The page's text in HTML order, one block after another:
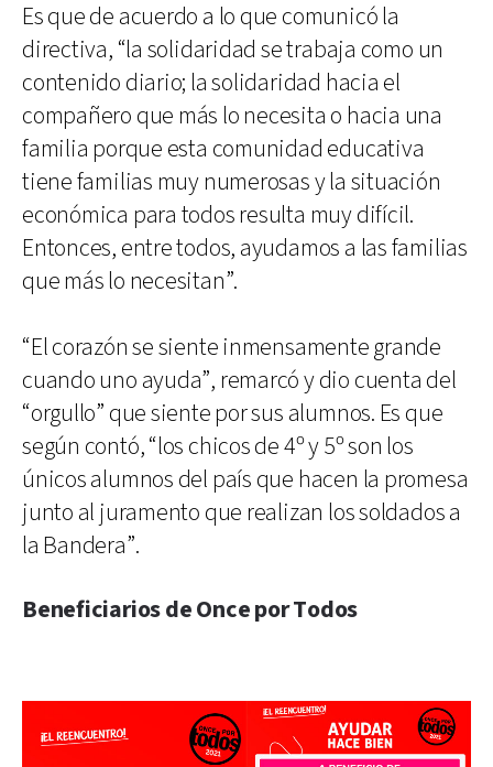
Es que de acuerdo a lo que comunicó la
directiva, “la solidaridad se trabaja como un
contenido diario; la solidaridad hacia el
compañero que más lo necesita o hacia una
familia porque esta comunidad educativa
tiene familias muy numerosas y la situación
económica para todos resulta muy difícil.
Entonces, entre todos, ayudamos a las familias
que más lo necesitan”.
“El corazón se siente inmensamente grande
cuando uno ayuda”, remarcó y dio cuenta del
“orgullo” que siente por sus alumnos. Es que
según contó, “los chicos de 4º y 5º son los
únicos alumnos del país que hacen la promesa
junto al juramento que realizan los soldados a
la Bandera”.
Beneficiarios de Once por Todos